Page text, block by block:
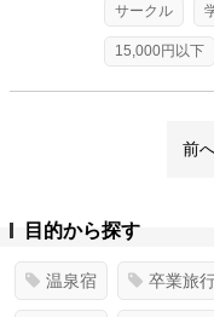
サークル
15,000円以下
前
目的から探す
温泉宿 卒業旅